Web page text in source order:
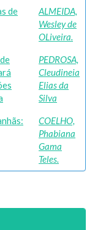
de
ALMEIDA,
Wesley de
OLiveira.
PEDROSA,
Cleudineia
Elias da
Silva
COELHO,
Phabiana
Gama
Teles.